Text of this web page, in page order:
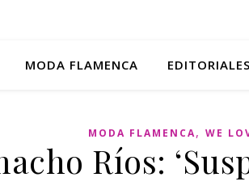
MODA FLAMENCA EDITORIALES
MODA FLAMENCA, WE
Ríos: